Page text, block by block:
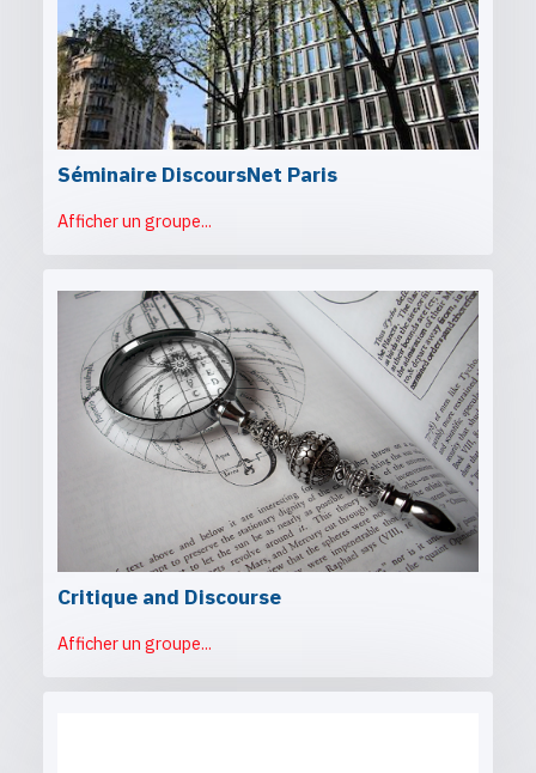
Séminaire DiscoursNet Paris
Afficher un groupe...
Critique and Discourse
Afficher un groupe...